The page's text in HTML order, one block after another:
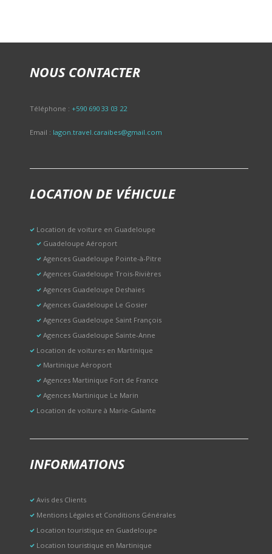
NOUS CONTACTER
Téléphone : +590 690 33 03 22
Email : lagon.travel.caraibes@gmail.com
LOCATION DE VÉHICULE
Location de voiture en Guadeloupe
Guadeloupe Aéroport
Agences Guadeloupe Pointe-à-Pitre
Agences Guadeloupe Trois-Rivières
Agences Guadeloupe Deshaies
Agences Guadeloupe Le Gosier
Agences Guadeloupe Saint François
Agences Guadeloupe Sainte-Anne
Location de voitures en Martinique
Martinique Aéroport
Agences Martinique Fort de France
Agences Martinique Le Marin
Location de voiture à Marie-Galante
INFORMATIONS
Avis des Clients
Mentions Légales et Conditions Générales
Location touristique en Guadeloupe
Location touristique en Martinique